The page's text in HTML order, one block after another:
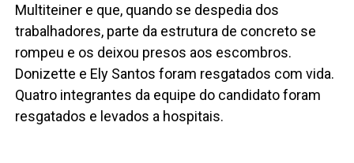
Multiteiner e que, quando se despedia dos
trabalhadores, parte da estrutura de concreto se
rompeu e os deixou presos aos escombros.
Donizette e Ely Santos foram resgatados com vida.
Quatro integrantes da equipe do candidato foram
resgatados e levados a hospitais.